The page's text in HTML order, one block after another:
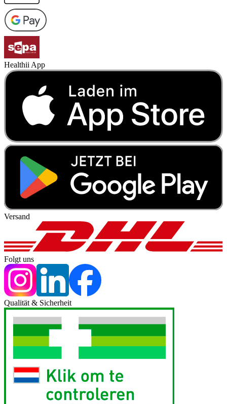
Healthii App
Versand
Folgt uns
Qualität & Sicherheit